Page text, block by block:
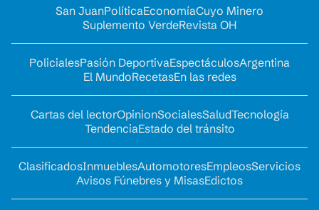
San JuanPolíticaEconomíaCuyo Minero
Suplemento VerdeRevista OH
PolicialesPasión DeportivaEspectáculosArgentina
El MundoRecetasEn las redes
Cartas del lectorOpinionSocialesSaludTecnología
TendenciaEstado del tránsito
ClasificadosInmueblesAutomotoresEmpleosServicios
Avisos Fúnebres y MisasEdictos